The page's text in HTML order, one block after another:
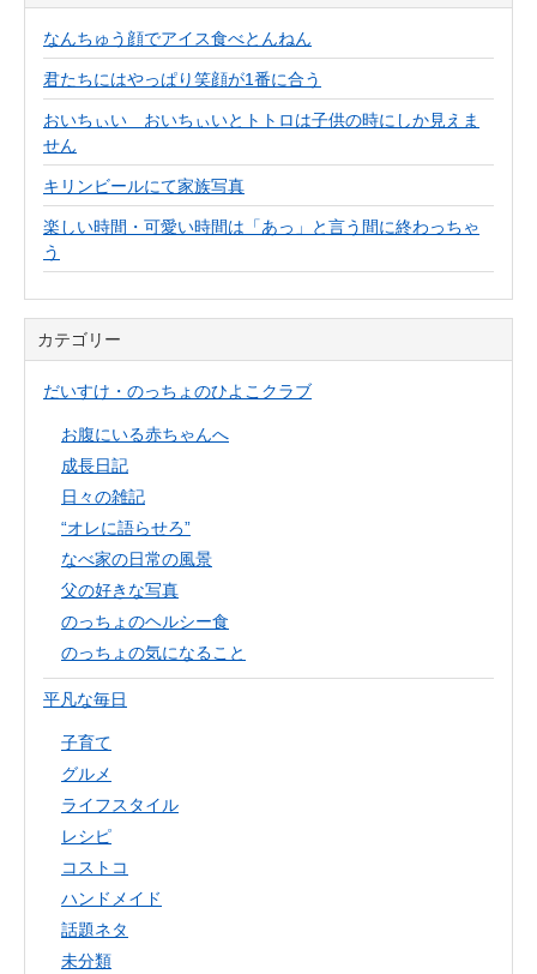
なんちゅう顔でアイス食べとんねん
君たちにはやっぱり笑顔が1番に合う
おいちぃい おいちぃいとトトロは子供の時にしか見えま
せん
キリンビールにて家族写真
楽しい時間・可愛い時間は「あっ」と言う間に終わっちゃ
う
カテゴリー
だいすけ・のっちょのひよこクラブ
お腹にいる赤ちゃんへ
成長日記
日々の雑記
“オレに語らせろ”
なべ家の日常の風景
父の好きな写真
のっちょのヘルシー食
のっちょの気になること
平凡な毎日
子育て
グルメ
ライフスタイル
レシピ
コストコ
ハンドメイド
話題ネタ
未分類